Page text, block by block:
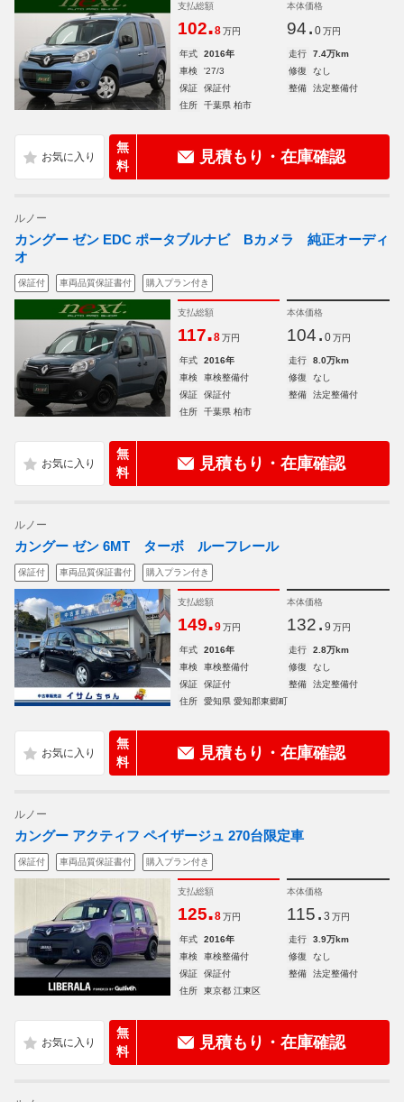
支払総額
102.8 万円
本体価格
94. 0 万円
年式 2016年 走行
7.4万km
車検
'27/3 修復
なし
保証
保証付 整備
法定整備付
住所
千葉県 柏市
無
料
見積もり・在庫確認
ルノー
カングー ゼン EDC ポータブルナビ Bカメラ 純正オーディ
オ
保証付 車両品質保証書付 購入プラン付き
支払総額
117.8 万円
本体価格
104. 0 万円
年式 2016年 走行
8.0万km
車検
車検整備付 修復
なし
保証
保証付 整備
法定整備付
住所
千葉県 柏市
無
料
見積もり・在庫確認
ルノー
カングー ゼン 6MT ターボ ルーフレール
保証付 車両品質保証書付 購入プラン付き
支払総額
149.9 万円
本体価格
132. 9 万円
年式 2016年 走行
2.8万km
車検
車検整備付 修復
なし
保証
保証付 整備
法定整備付
住所
愛知県 愛知郡東郷町
無
料
見積もり・在庫確認
ルノー
カングー アクティフ ペイザージュ 270台限定車
保証付 車両品質保証書付 購入プラン付き
支払総額
125.8 万円
本体価格
115. 3 万円
年式 2016年 走行
3.9万km
車検
車検整備付 修復
なし
保証
保証付 整備
法定整備付
住所
東京都 江東区
無
料
見積もり・在庫確認